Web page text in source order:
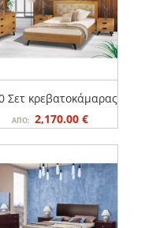
Σετ κρεβατοκάμαρας
ΑΠΌ: Original
.
2,170.00€Η
είναι:
2,170.00 €.